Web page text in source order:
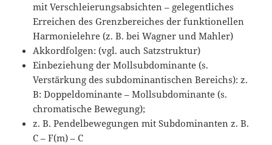
mit Verschleierungsabsichten – gelegentliches
Erreichen des Grenzbereiches der funktionellen
Harmonielehre (z. B. bei Wagner und Mahler)
Akkordfolgen: (vgl. auch Satzstruktur)
Einbeziehung der Mollsubdominante (s.
Verstärkung des subdominantischen Bereichs): z.
B: Doppeldominante – Mollsubdominante (s.
chromatische Bewegung);
z. B. Pendelbewegungen mit Subdominanten z. B.
C – F(m) – C